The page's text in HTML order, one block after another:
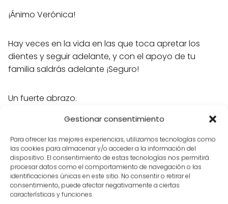
Gestionar consentimiento
Para ofrecer las mejores experiencias, utilizamos tecnologías como
las cookies para almacenar y/o acceder a la información del
dispositivo. El consentimiento de estas tecnologías nos permitirá
procesar datos como el comportamiento de navegación o las
identificaciones únicas en este sitio. No consentir o retirar el
consentimiento, puede afectar negativamente a ciertas
características y funciones.
¡Ánimo Verónica!
Hay veces en la vida en las que toca apretar los
dientes y seguir adelante, y con el apoyo de tu
familia saldrás adelante ¡Seguro!
Un fuerte abrazo.
de fortaleza y unidad, un abrazo para ti también.